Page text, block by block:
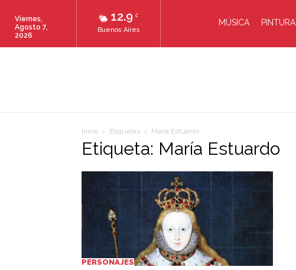
12.9 C
Buenos Aires
Viernes,
Agosto 7,
2026
MÚSICA PINTURA
Inicio Etiquetas María Estuardo
Etiqueta: María Estuardo
PERSONAJES